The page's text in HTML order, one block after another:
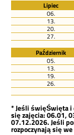
Lipiec
06.
13.
20.
27.
Październik
05.
13.
19.
26.
* Jeśli święŚwięta i
się zajęcia: 06.01,
07.12.2026. Jeśli
rozpoczynają się